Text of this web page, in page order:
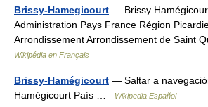
Brissy-Hamegicourt — Brissy
Administration Pays France Région
Arrondissement Arrondissement de Saint
Wikipédia en Français
Brissy-Hamégicourt — Saltar a
Hamégicourt País …
Wikipedia Español